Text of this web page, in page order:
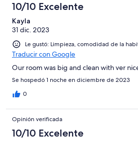
10/10 Excelente
Kayla
31 dic. 2023
Le gustó: Limpieza, comodidad de la
Traducir con Google
Our room was big and clean with ver
Se hospedó 1 noche en diciembre de 2023
0
Opinión verificada
10/10 Excelente